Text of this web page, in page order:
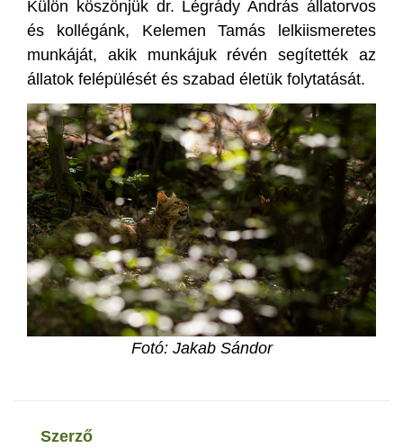
Külön köszönjük dr. Légrády András állatorvos
és kollégánk, Kelemen Tamás lelkiismeretes
munkáját, akik munkájuk révén segítették az
állatok felépülését és szabad életük folytatását.
Fotó: Jakab Sándor
szerző